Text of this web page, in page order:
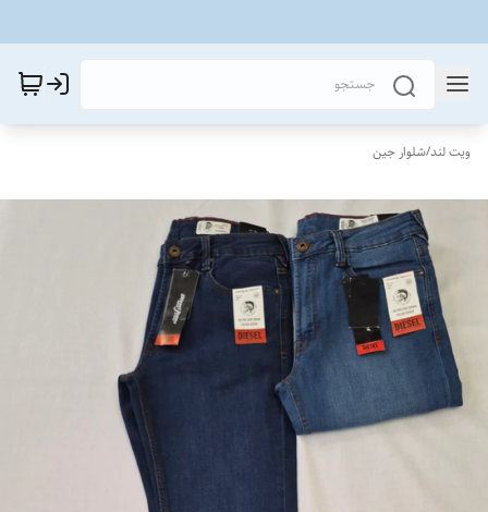
ویت لند/شلوار جین